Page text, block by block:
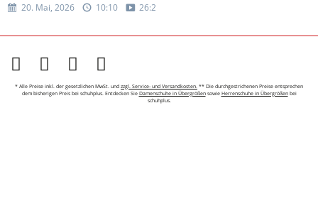
20. Mai, 2026 10:10 26:29
* Alle Preise inkl. der gesetzlichen MwSt. und zzgl. Service- und Versandkosten. ** Die durchgestrichenen Preise entsprechen
dem bisherigen Preis bei schuhplus. Entdecken Sie Damenschuhe in Übergrößensowie Herrenschuhe in Übergrößenbei
schuhplus.